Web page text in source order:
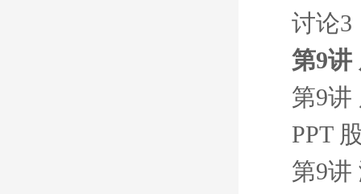
讨论3
第9讲
第9讲
PPT
第9讲